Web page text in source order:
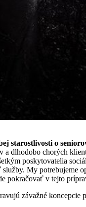
starostlivosti o
dlhodobo chorých
poskytovatelia
My potrebujeme
pokračovať v tejto
závažné koncepcie